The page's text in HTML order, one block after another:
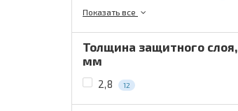
Показать все
Толщина защитного слоя,
мм
2,8 12